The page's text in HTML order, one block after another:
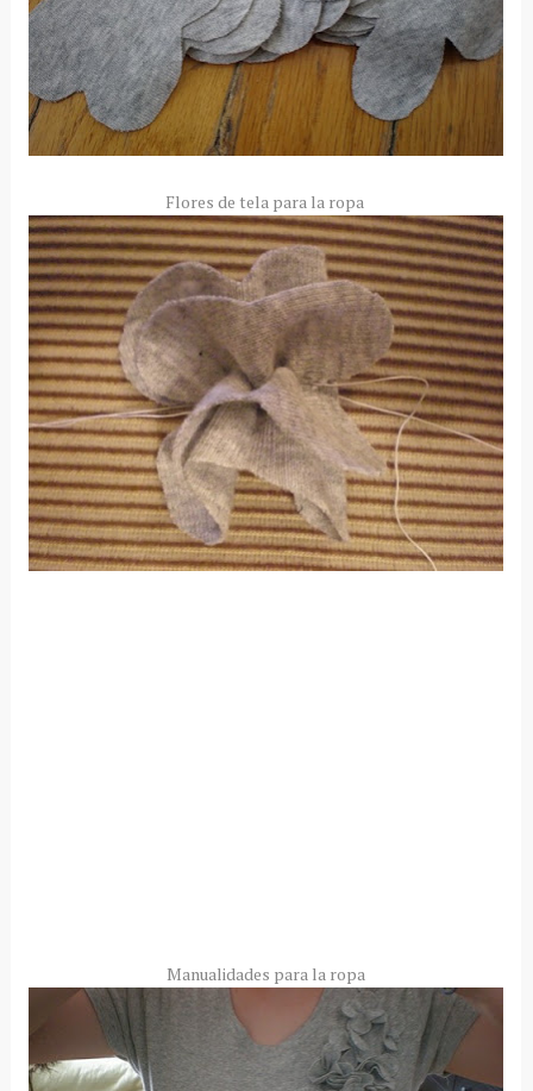
Flores de tela para la ropa
Manualidades para la ropa